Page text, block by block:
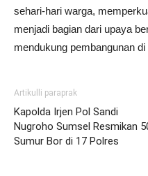
sehari-hari warga,
menjadi bagian dari upaya
mendukung pembangunan
Artikulli paraprak
Kapolda Irjen Pol Sandi
Nugroho Sumsel Resmikan
Sumur Bor di 17 Polres